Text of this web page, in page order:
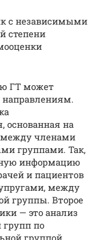
с независимыми
степени
ГТ может
основанная на
между членами
группами. Так,
информацию
и пациентов
между
группы. Второе
— это анализ
групп по
группой.